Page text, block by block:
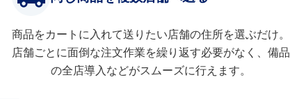
商品をカートに入れて送りたい店舗の住所を選ぶだけ。
店舗ごとに面倒な注文作業を繰り返す必要がなく、備品
の全店導入などがスムーズに行えます。